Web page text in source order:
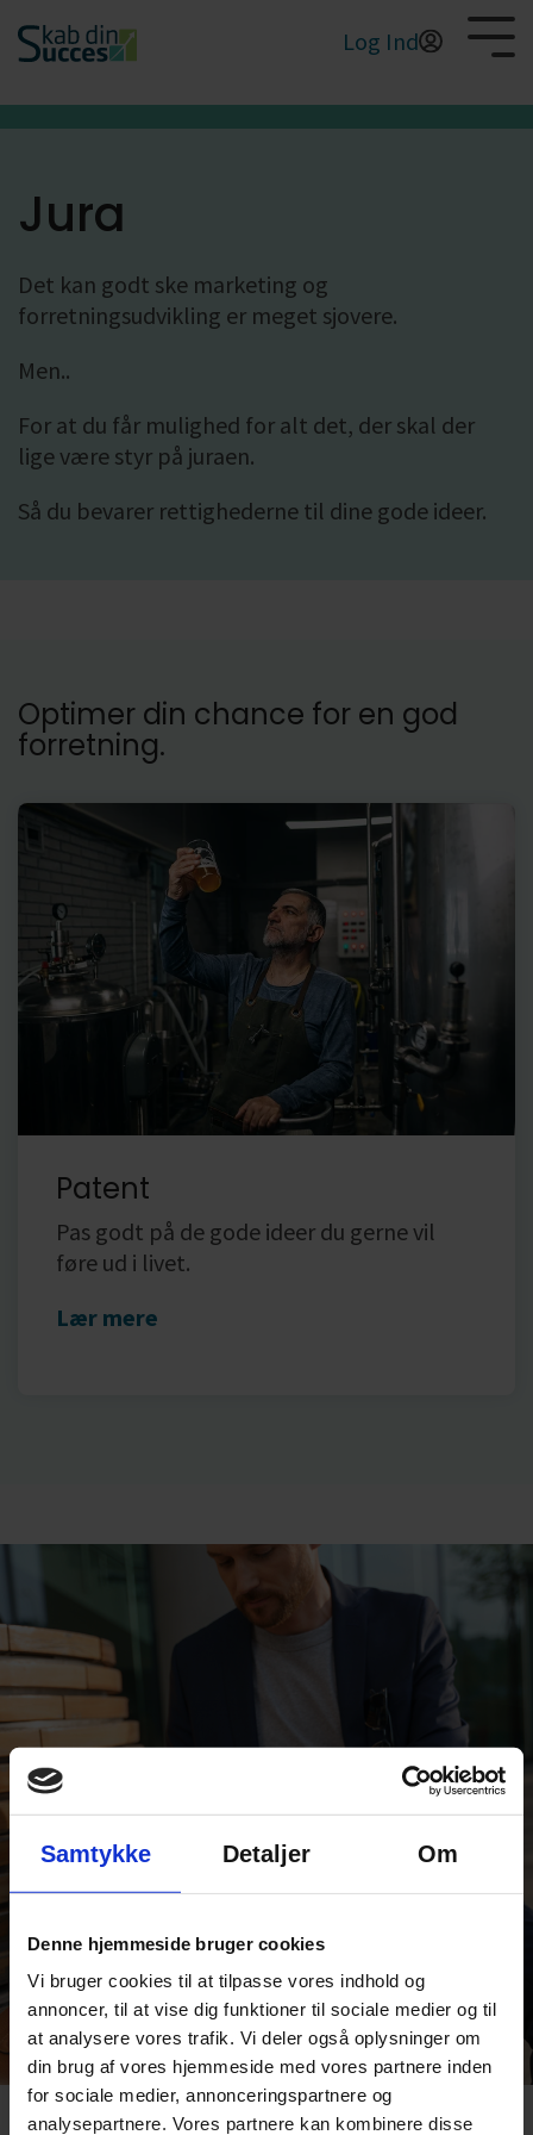
Samtykke Detaljer Om
Denne hjemmeside bruger cookies
Vi bruger cookies til at tilpasse vores indhold og
annoncer, til at vise dig funktioner til sociale medier og til
at analysere vores trafik. Vi deler også oplysninger om
din brug af vores hjemmeside med vores partnere inden
for sociale medier, annonceringspartnere og
analysepartnere. Vores partnere kan kombinere disse
Log Ind
Start
din
Profit
Marketing
Jura
Det kan godt ske marketing og
forretningsudvikling er meget sjovere.
Men..
For at du får mulighed for alt det, der skal der
lige være styr på juraen.
Så du bevarer rettighederne til dine gode ideer.
Optimer din chance for en god
forretning.
Patent
Pas godt på de gode ideer du gerne vil
føre ud i livet.
Lær mere